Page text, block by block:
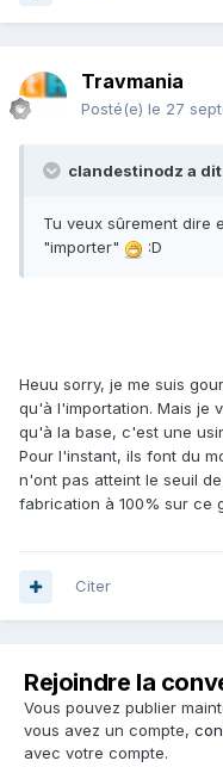
Travmania
Posté(e) le 27
clandestinodz a dit
Tu veux sûrement dire
"importer"
:D
Heuu sorry, je me suis
qu'à l'importation. Mais je
qu'à la base, c'est une
Pour l'instant, ils font du
n'ont pas atteint le seuil
fabrication à 100% sur ce
Citer
Rejoindre la
Vous pouvez publier
vous avez un compte,
avec votre compte.